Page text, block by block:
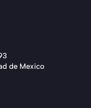
de Mexico